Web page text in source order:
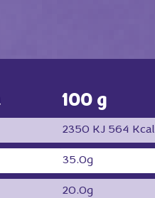
100 g
2350 KJ 564 Kcal
35.0g
20.0g